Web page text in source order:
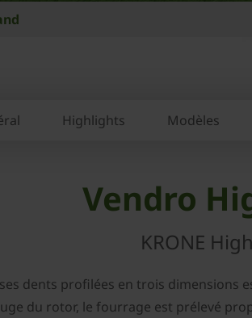
Highlights Modèles
Vendro
KRONE
dents profilées en trois
du rotor, le fourrage est prélevé